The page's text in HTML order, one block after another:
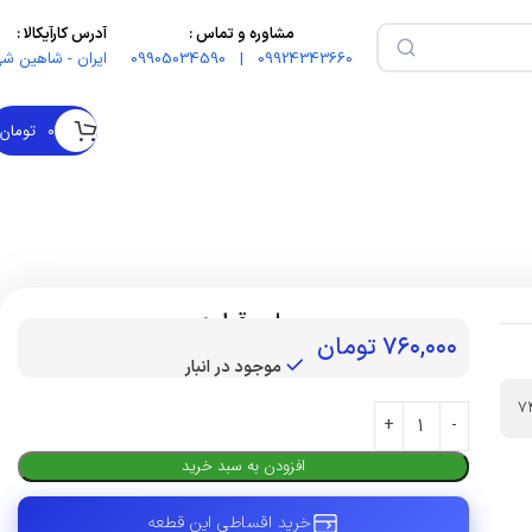
مشاوره و تماس :
09924343660 | 09905034590
آدرس کارآیکالا :
ایران - شاهین
۰ تومان
بهای قطعه :
۷۶۰,۰۰۰ تومان
موجود در انبار
افزودن به سبد خرید
خرید اقساطی این قطعه